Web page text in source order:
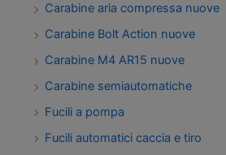
Carabine aria compressa nuove
Carabine Bolt Action nuove
Carabine M4 AR15 nuove
Carabine semiautomatiche
Fucili a pompa
Fucili automatici caccia e tiro